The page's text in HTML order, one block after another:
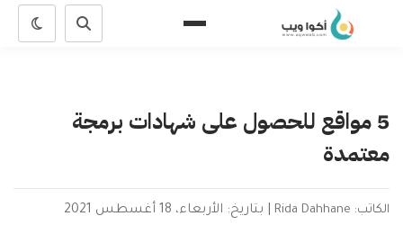
5 مواقع للحصول على شهادات برمجة
معتمدة
الكاتب: Rida Dahhane بتاريخ: الأربعاء، 18 أغسطس 2021